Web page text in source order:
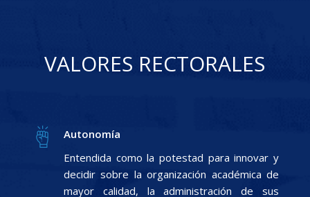
VALORES RECTORALES
Autonomía
Entendida como la potestad para innovar y
decidir sobre la organización académica de
mayor calidad, la administración de sus